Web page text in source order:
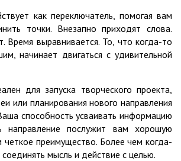
как переключатель, помогая вам
точки. Внезапно приходят слова.
Время выравнивается. То, что когда-то
начинает двигаться с удивительной
для запуска творческого проекта,
или планирования нового направления
способность усваивать информацию
направление послужит вам хорошую
преимущество. Более чем когда-
мысль и действие с целью.